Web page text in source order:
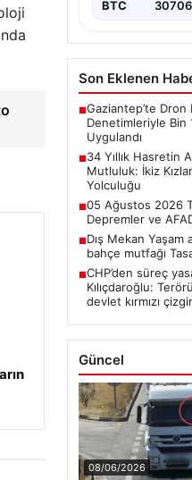
BTC
Son Eklenen
■Gaziantep’te
Denetimleriyle Bin
Uygulandı
■34 Yıllık Hasretin
Mutluluk: İkiz
Yolculuğu
■05 Ağustos 2026
Depremler ve
■Dış Mekan Yaşam
bahçe mutfağı
■CHP’den süreç
Kılıçdaroğlu:
devlet kırmızı
Güncel
08/06/2026